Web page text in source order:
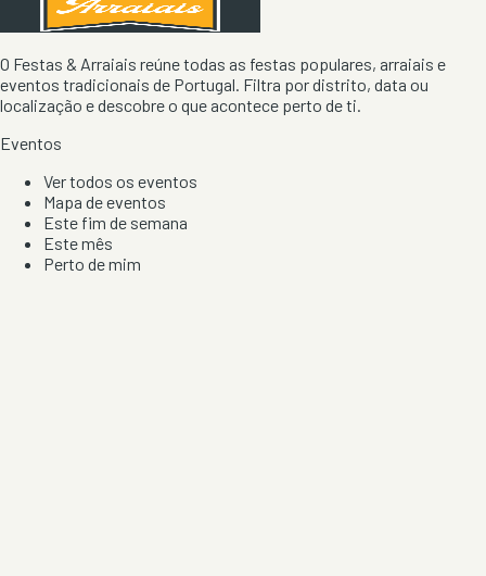
O Festas & Arraiais reúne todas as festas populares, arraiais e
eventos tradicionais de Portugal. Filtra por distrito, data ou
localização e descobre o que acontece perto de ti.
Eventos
Ver todos os eventos
Mapa de eventos
Este fim de semana
Este mês
Perto de mim